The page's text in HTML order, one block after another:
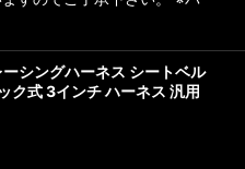
シングハーネス シートベル
ク式 3インチ ハーネス 汎用